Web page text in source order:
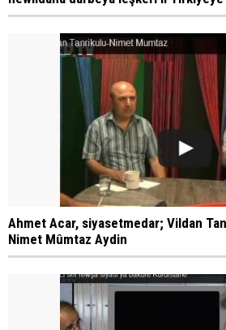
Ahmet Acar, siyasetmedar; Vildan
Nimet Mûmtaz Aydin